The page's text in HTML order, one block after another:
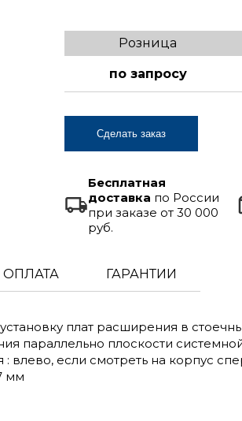
Розница
по запросу
Сделать заказ
Бесплатная
доставка по России
при заказе от 30 000
руб.
ОПЛАТА ГАРАНТИИ
плат расширения в
параллельно плоскости
влево, если смотреть на корпус
мм